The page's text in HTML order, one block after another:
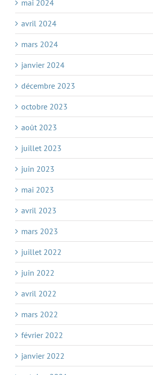
mai 2024
avril 2024
mars 2024
janvier 2024
décembre 2023
octobre 2023
août 2023
juillet 2023
juin 2023
mai 2023
avril 2023
mars 2023
juillet 2022
juin 2022
avril 2022
mars 2022
février 2022
janvier 2022